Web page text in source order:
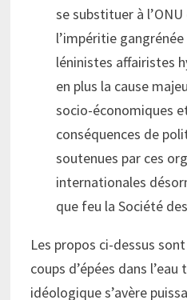
se substituer à
l’impéritie
léninistes affairistes
en plus la cause
socio-économiques
conséquences de
soutenues par ces
internationales
que feu la Société
Les propos ci-dessus
coups d’épées dans
idéologique s’avère